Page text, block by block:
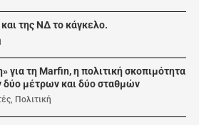
της ΝΔ το κάγκελο.
για τη Marfin, η πολιτική σκοπιμότητα
δύο μέτρων και δύο σταθμών
, Πολιτική